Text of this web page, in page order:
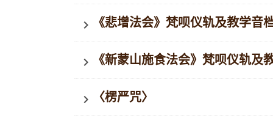
keyboard_arrow_right 《悲增法会》梵呗仪轨及教学音
keyboard_arrow_right 《新蒙山施食法会》梵呗仪轨及
keyboard_arrow_right 〈楞严咒〉